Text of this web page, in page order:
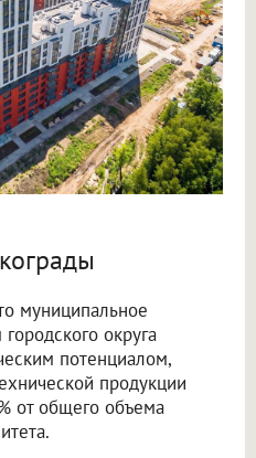
муниципальное
округа
потенциалом,
продукции
от общего объема